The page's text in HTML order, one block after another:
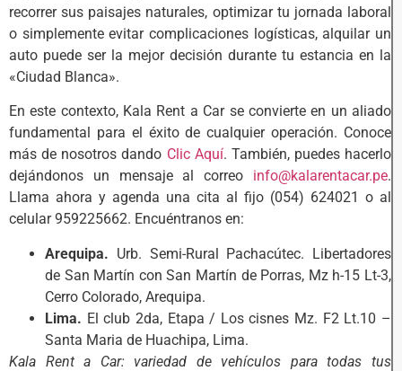
recorrer sus paisajes naturales, optimizar tu jornada laboral
o simplemente evitar complicaciones logísticas, alquilar un
auto puede ser la mejor decisión durante tu estancia en la
«Ciudad Blanca».
En este contexto, Kala Rent a Car se convierte en un aliado
fundamental para el éxito de cualquier operación. Conoce
más de nosotros dando Clic Aquí. También, puedes hacerlo
dejándonos un mensaje al correo info@kalarentacar.pe.
Llama ahora y agenda una cita al fijo (054) 624021 o al
celular 959225662. Encuéntranos en:
Arequipa. Urb. Semi-Rural Pachacútec. Libertadores
de San Martín con San Martín de Porras, Mz h-15 Lt-3,
Cerro Colorado, Arequipa.
Lima. El club 2da, Etapa / Los cisnes Mz. F2 Lt.10 –
Santa Maria de Huachipa, Lima.
Kala Rent a Car: variedad de vehículos para todas tus